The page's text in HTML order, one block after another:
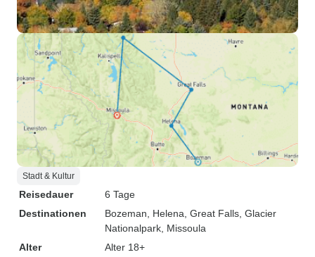
Stadt & Kultur
Reisedauer
6 Tage
Destinationen
Bozeman , Helena , Great Falls , Glacier
Nationalpark , Missoula
Alter
Alter 18+